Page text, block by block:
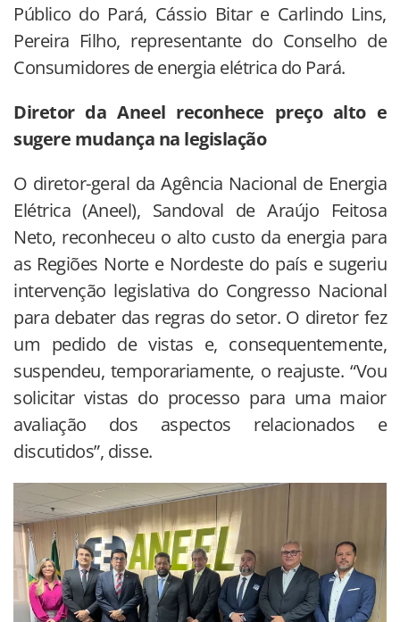
Público do Pará, Cássio Bitar e Carlindo Lins,
Pereira Filho, representante do Conselho de
Consumidores de energia elétrica do Pará.
Diretor da Aneel reconhece preço alto e
sugere mudança na legislação
O diretor-geral da Agência Nacional de Energia
Elétrica (Aneel), Sandoval de Araújo Feitosa
Neto, reconheceu o alto custo da energia para
as Regiões Norte e Nordeste do país e sugeriu
intervenção legislativa do Congresso Nacional
para debater das regras do setor. O diretor fez
um pedido de vistas e, consequentemente,
suspendeu, temporariamente, o reajuste. “Vou
solicitar vistas do processo para uma maior
avaliação dos aspectos relacionados e
discutidos”, disse.